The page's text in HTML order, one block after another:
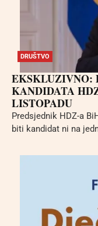
DRUŠTVO
EKSKLUZIVNO:
KANDIDATA
LISTOPADU
Predsjednik HDZ-a
biti kandidat ni na